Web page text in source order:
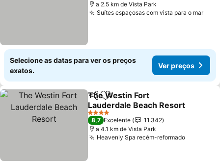
a 2.5 km de Vista Park
Suítes espaçosas com vista para o mar
Selecione as datas para ver os preços
exatos.
Ver preços
PartilharAdicionar aos favoritos
The Westin Fort
Lauderdale Beach Resort
4 Estrelas
8,7 Excelente
11.342
a 4.1 km de Vista Park
Heavenly Spa recém-reformado